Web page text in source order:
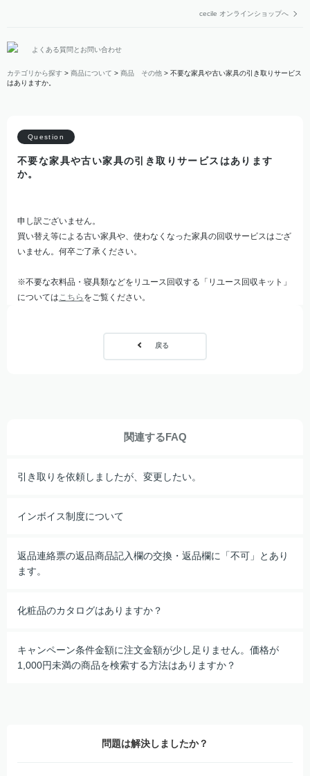
cecile オンラインショップへ
よくある質問とお問い合わせ
カテゴリから探す > 商品について > 商品 その他 > 不要な家具や古い家具の引き取りサービス
はありますか。
不要な家具や古い家具の引き取りサービスはあります
か。
申し訳ございません。
買い替え等による古い家具や、使わなくなった家具の回収サービスはござ
いません。何卒ご了承ください。
※不要な衣料品・寝具類などをリユース回収する「リユース回収キット」
についてはこちら をご覧ください。
戻る
関連するFAQ
引き取りを依頼しましたが、変更したい。
インボイス制度について
返品連絡票の返品商品記入欄の交換・返品欄に「不可」とあり
ます。
化粧品のカタログはありますか？
キャンペーン条件金額に注文金額が少し足りません。価格が
1,000円未満の商品を検索する方法はありますか？
問題は解決しましたか？